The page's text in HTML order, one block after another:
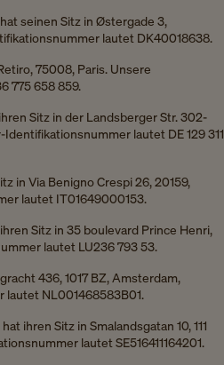
seinen Sitz in Østergade 3,
lautet DK40018638.
75008, Paris. Unsere
775 658 859.
Sitz in der Landsberger Str. 302-
lautet DE 129 311
in Via Benigno Crespi 26, 20159,
lautet IT01649000153.
Sitz in 35 boulevard Prince Henri,
lautet LU236 793 53.
436, 1017 BZ, Amsterdam,
NL001468583B01.
ihren Sitz in Smalandsgatan 10, 111
lautet SE516411164201.